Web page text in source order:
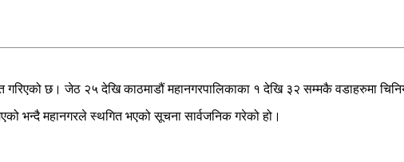
गरिएको छ। जेठ २५ देखि काठमाडौं महानगरपालिकाका १ देखि ३२ सम्मकै वडाहरुमा
भन्दै महानगरले स्थगित भएको सूचना सार्वजनिक गरेको हो।